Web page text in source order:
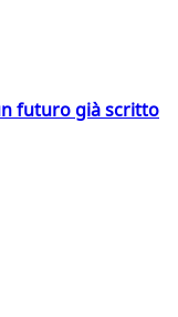
futuro già scritto